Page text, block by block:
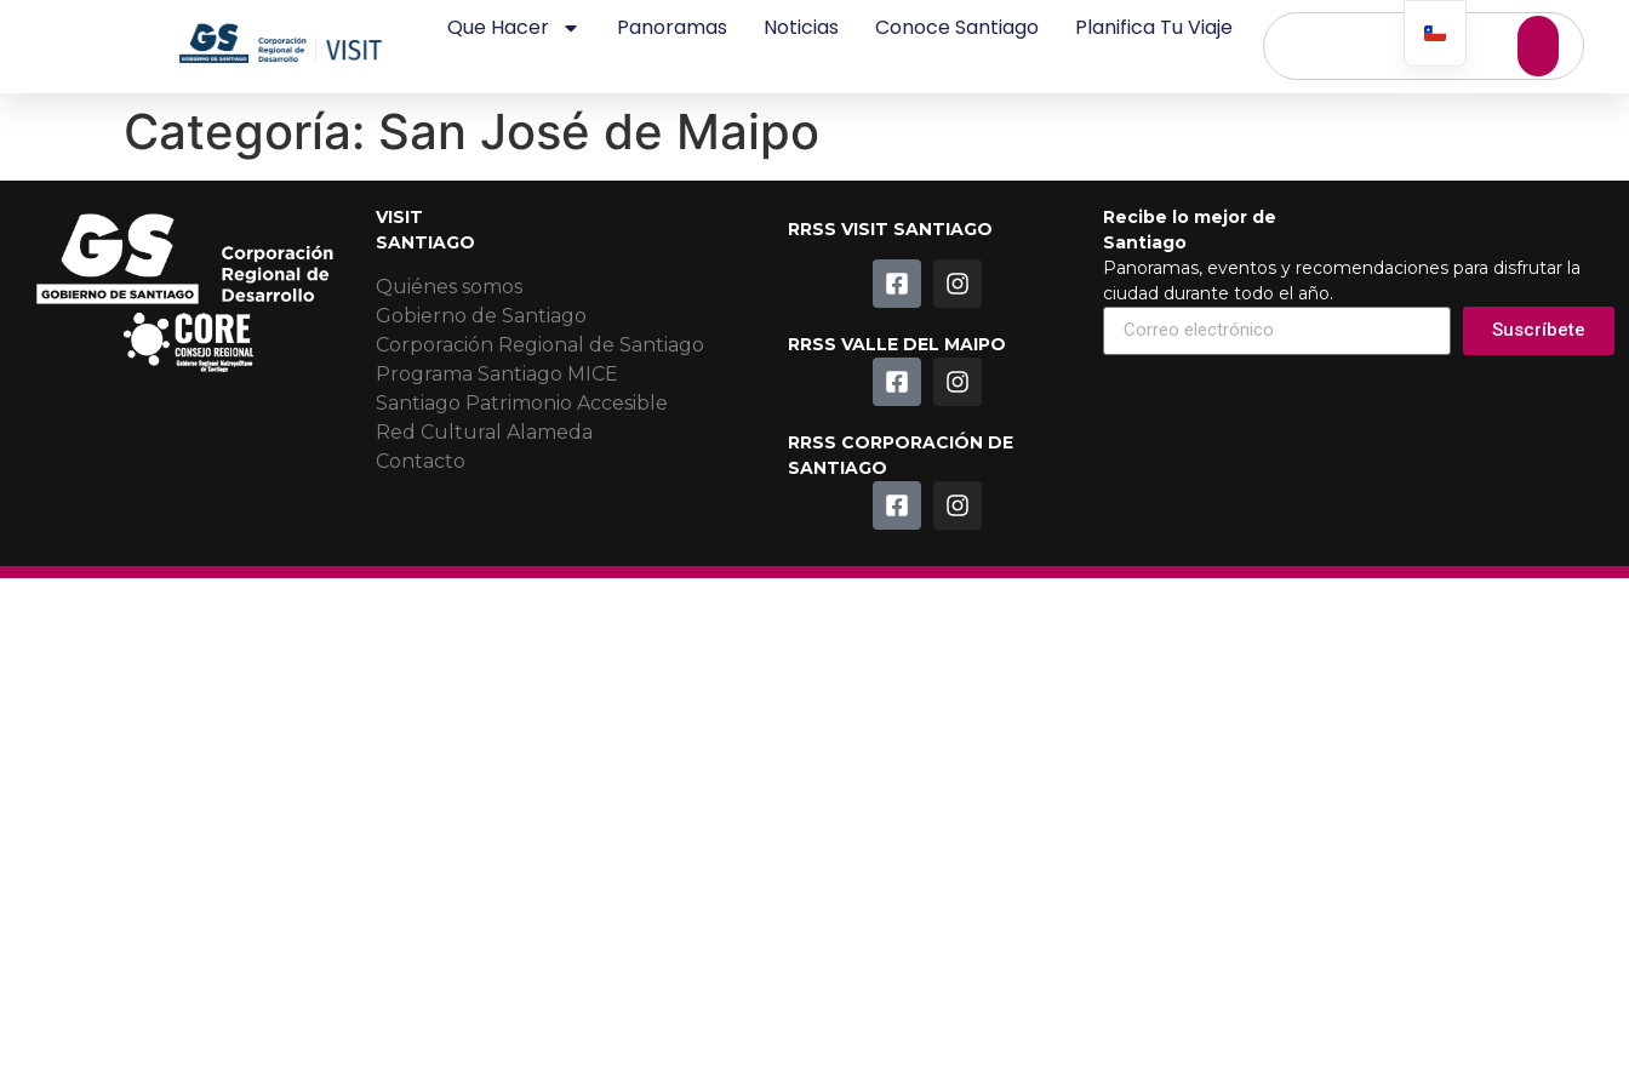
Que Hacer Panoramas Noticias Conoce Santiago Planifica Tu Viaje
Categoría: San José de Maipo
VISIT
SANTIAGO
Quiénes somos
Gobierno de Santiago
Corporación Regional de Santiago
Programa Santiago MICE
Santiago Patrimonio Accesible
Red Cultural Alameda
Contacto
RRSS VISIT SANTIAGO
RRSS VALLE DEL MAIPO
RRSS CORPORACIÓN DE
SANTIAGO
Recibe lo mejor de
Santiago
Panoramas, eventos y recomendaciones para disfrutar la
ciudad durante todo el año.
Suscríbete